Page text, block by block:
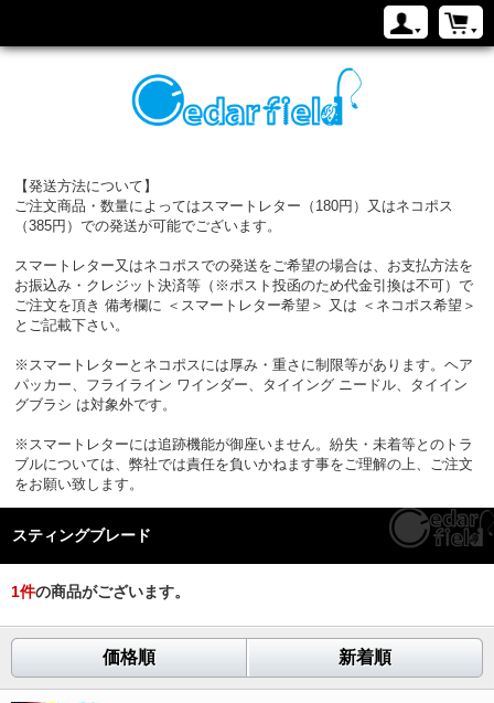
【発送方法について】
ご注文商品・数量によってはスマートレター（180円）又はネコポス
（385円）での発送が可能でございます。
スマートレター又はネコポスでの発送をご希望の場合は、お支払方法を
お振込み・クレジット決済等（※ポスト投函のため代金引換は不可）で
ご注文を頂き 備考欄に ＜スマートレター希望＞ 又は ＜ネコポス希望＞
とご記載下さい。
※スマートレターとネコポスには厚み・重さに制限等があります。ヘア
パッカー、フライライン ワインダー、タイイング ニードル、タイイン
グブラシ は対象外です。
※スマートレターには追跡機能が御座いません。紛失・未着等とのトラ
ブルについては、弊社では責任を負いかねます事をご理解の上、ご注文
をお願い致します。
スティングブレード
1件の商品がございます。
価格順 新着順